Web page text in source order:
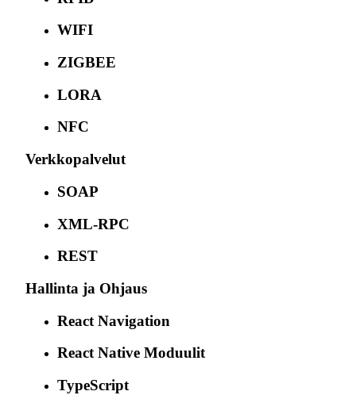
WIFI
ZIGBEE
LORA
NFC
Verkkopalvelut
SOAP
XML-RPC
REST
Hallinta ja Ohjaus
React Navigation
React Native Moduulit
TypeScript